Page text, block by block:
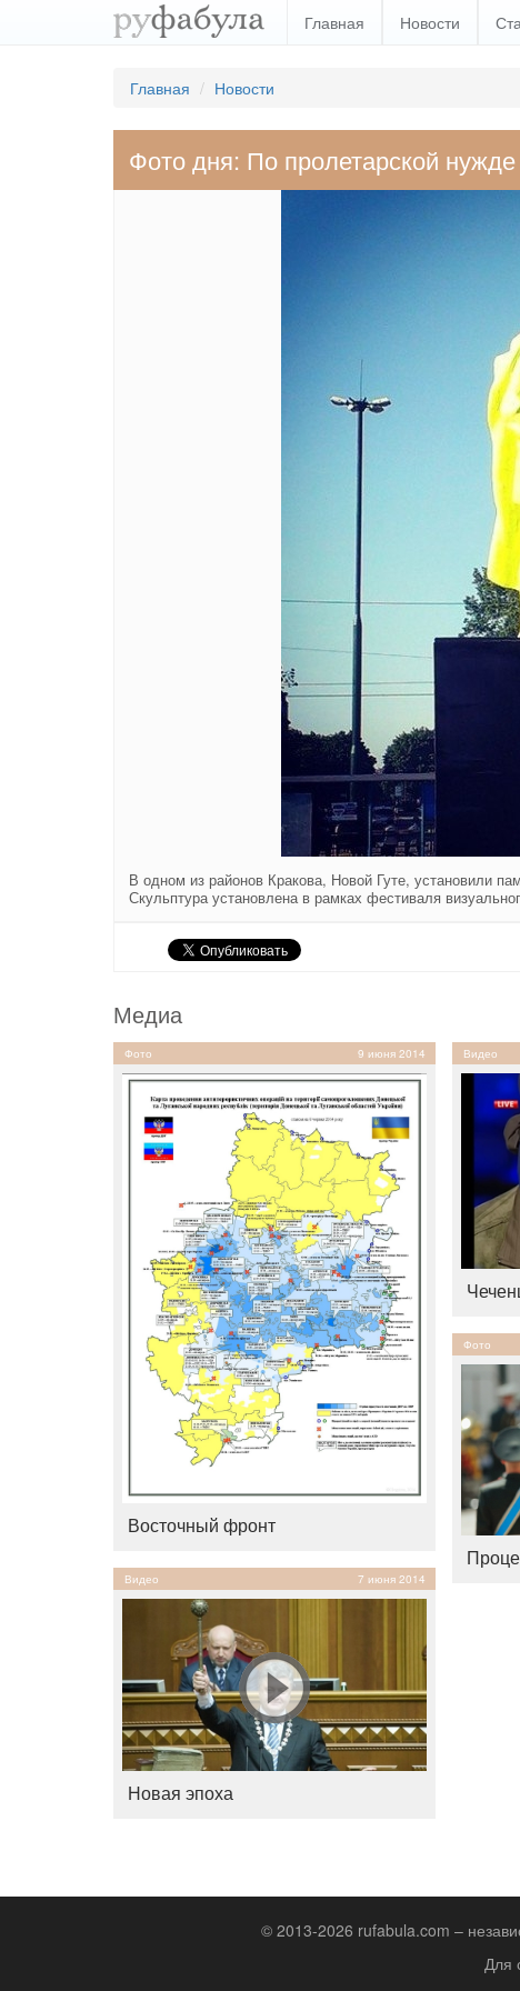
Главная Новости
Главная Новости
Фото дня: По пролетарской нужде
В одном из районов Кракова, Новой Гуте, установили
Скульптура установлена в рамках фестиваля
Медиа
Фото 9 июня 2014
Восточный фронт
Видео 7 июня 2014
Новая эпоха
Видео
Фото
© 2013-2026 rufabula.com –
Для